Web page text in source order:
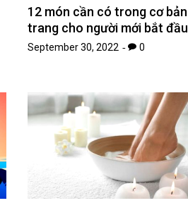
12 món cần có trong cơ bản
trang cho người mới bắt đầu
September 30, 2022 0